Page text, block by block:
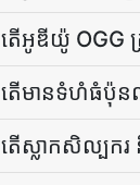
តើ​អូឌីយ៉ូ OGG
តើ​មាន​ទំហំ​ធំ​ប៉ុន
តើ​ស្លាក​សិល្បក